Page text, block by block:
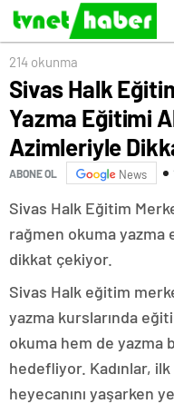
Çekiyor
214 okunma
Sivas Halk
Yazma Eğitimi
Azimleriyle
ABONE OL News
Sivas Halk Eğitim
rağmen okuma yazma
dikkat çekiyor.
Sivas Halk eğitim
yazma kurslarında
okuma hem de yazma
hedefliyor. Kadınlar,
heyecanını yaşarken
Mehmet Ali Yılmaz
Merkezi’nin açılışını